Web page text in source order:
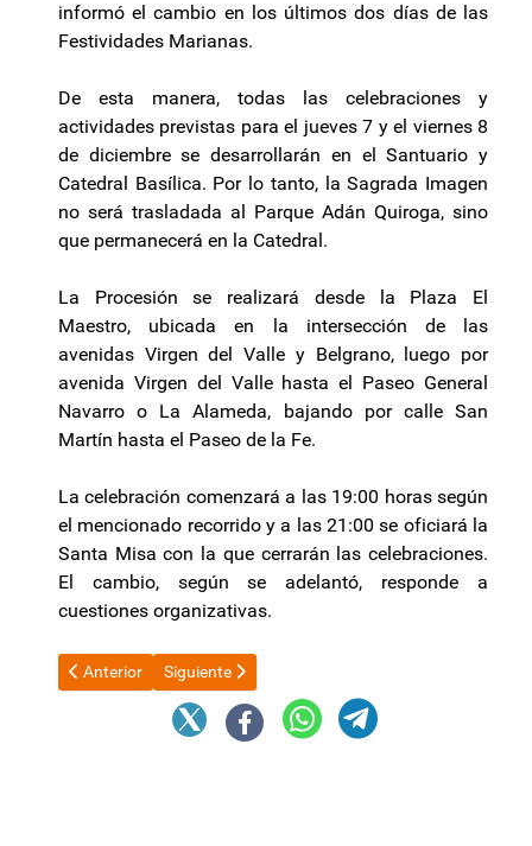
informó el cambio en los últimos dos días de las
Festividades Marianas.
De esta manera, todas las celebraciones y
actividades previstas para el jueves 7 y el viernes 8
de diciembre se desarrollarán en el Santuario y
Catedral Basílica. Por lo tanto, la Sagrada Imagen
no será trasladada al Parque Adán Quiroga, sino
que permanecerá en la Catedral.
La Procesión se realizará desde la Plaza El
Maestro, ubicada en la intersección de las
avenidas Virgen del Valle y Belgrano, luego por
avenida Virgen del Valle hasta el Paseo General
Navarro o La Alameda, bajando por calle San
Martín hasta el Paseo de la Fe.
La celebración comenzará a las 19:00 horas según
el mencionado recorrido y a las 21:00 se oficiará la
Santa Misa con la que cerrarán las celebraciones.
El cambio, según se adelantó, responde a
cuestiones organizativas.
Artículo anterior: Más de 27.000 personas con discapacidad
Anterior Artículo siguiente: Milei advirtió que la inflación
Siguiente